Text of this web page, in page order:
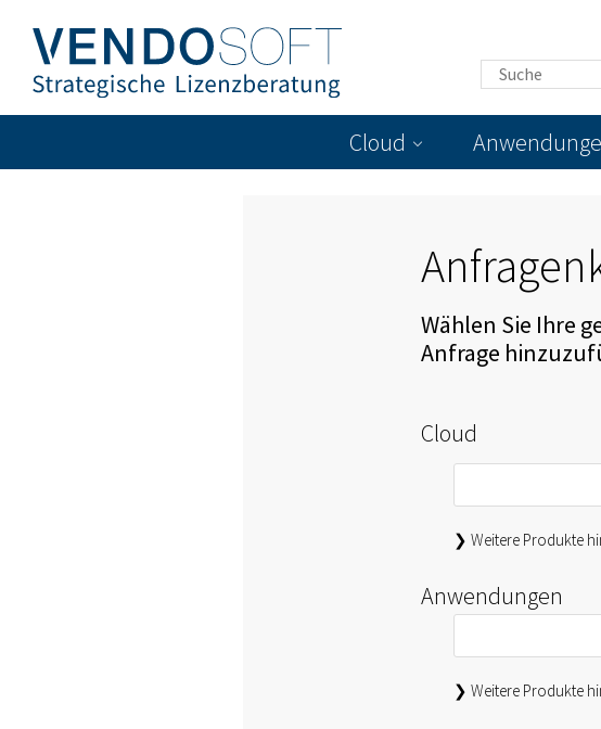
Cloud
Wählen Sie Ihre
Anfrage
Cloud
❯ Weitere Produkte
Anwendungen
❯ Weitere Produkte